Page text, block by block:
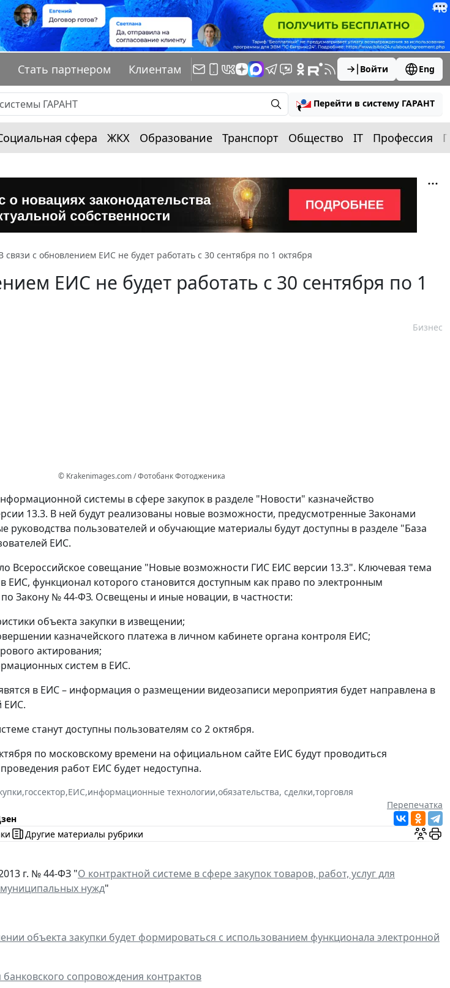
Стать партнером Клиентам Войти Eng
Перейти в систему ГАРАНТ
сфера ЖКХ Образование Транспорт Общество IT Профессия
связи с обновлением ЕИС не будет работать с 30 сентября по 1 октября
ЕИС не будет работать с 30 сентября по 1
Бизнес
© Krakenimages.com / Фотобанк Фотодженика
системы в сфере закупок в разделе "Новости" казначейство
13.3. В ней будут реализованы новые возможности, предусмотренные Законами
пользователей и обучающие материалы будут доступны в разделе "База
ЕИС.
Всероссийское совещание "Новые возможности ГИС ЕИС версии 13.3". Ключевая тема
ЕИС, функционал которого становится доступным как право по электронным
по Закону № 44-ФЗ. Освещены и иные новации, в частности:
объекта закупки в извещении;
казначейского платежа в личном кабинете органа контроля ЕИС;
актирования;
систем в ЕИС.
в ЕИС – информация о размещении видеозаписи мероприятия будет направлена в
ЕИС.
станут доступны пользователям со 2 октября.
по московскому времени на официальном сайте ЕИС будут проводиться
работ ЕИС будет недоступна.
,госсектор,ЕИС,информационные технологии,обязательства, сделки,торговля
Перепечатка
Другие материалы рубрики
г. № 44-ФЗ "О контрактной системе в сфере закупок товаров, работ, услуг для
нужд"
объекта закупки будет формироваться с использованием функционала электронной
сопровождения контрактов